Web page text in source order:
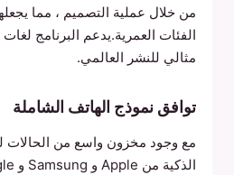
من خلال عملية التصميم ، مما
الفئات العمرية.يدعم البرنامج
مثالي للنشر العالمي.
توافق نموذج الهاتف الشاملة
مع وجود مخزون واسع من الحالات